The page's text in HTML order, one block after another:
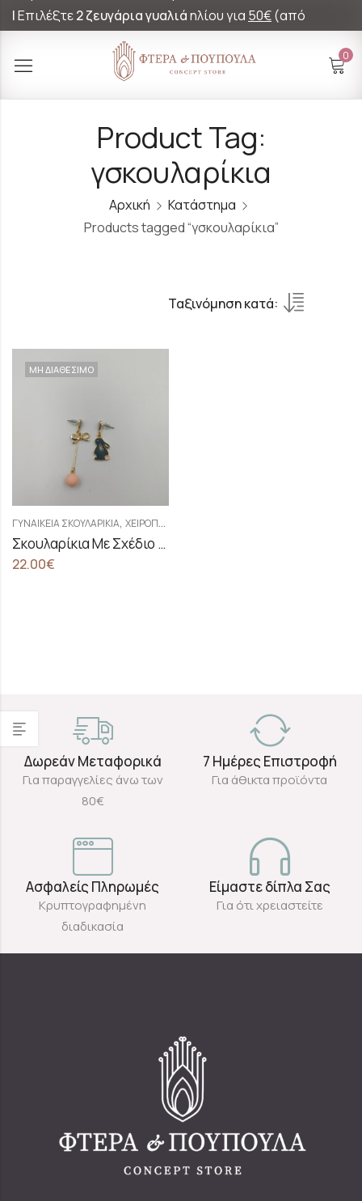
|Επιλέξτε2 ζευγάρια γυαλιάηλίου για 50€(από
0
Product Tag:
γσκουλαρίκια
Αρχική
Κατάστημα
Products tagged “γσκουλαρίκια”
Ταξινόμηση κατά:
ΜΗ ΔΙΑΘΕΣΙΜΟ
ΓΥΝΑΙΚΕΊΑ ΣΚΟΥΛΑΡΊΚΙΑ, ΧΕΙΡΟΠΟΊΗΤΑ ΓΥΝΑΙΚΕΊΑ ΣΚΟΥΛΑΡΊΚΙΑ
Σκουλαρίκια Με Σχέδιο Κουνελάκι Και Φιόγκο
22.00€
Δωρεάν Μεταφορικά
Για παραγγελίες άνω των
80€
7 Ημέρες Επιστροφή
Για άθικτα προϊόντα
Ασφαλείς Πληρωμές
Κρυπτογραφημένη
διαδικασία
Είμαστε δίπλα Σας
Για ότι χρειαστείτε